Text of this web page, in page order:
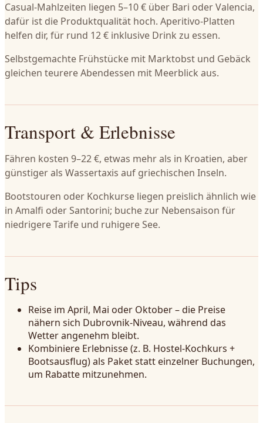
Casual-Mahlzeiten liegen 5–10 € über Bari oder Valencia,
dafür ist die Produktqualität hoch. Aperitivo-Platten
helfen dir, für rund 12 € inklusive Drink zu essen.
Selbstgemachte Frühstücke mit Marktobst und Gebäck
gleichen teurere Abendessen mit Meerblick aus.
Transport & Erlebnisse
Fähren kosten 9–22 €, etwas mehr als in Kroatien, aber
günstiger als Wassertaxis auf griechischen Inseln.
Bootstouren oder Kochkurse liegen preislich ähnlich wie
in Amalfi oder Santorini; buche zur Nebensaison für
niedrigere Tarife und ruhigere See.
Tips
Reise im April, Mai oder Oktober – die Preise
nähern sich Dubrovnik-Niveau, während das
Wetter angenehm bleibt.
Kombiniere Erlebnisse (z. B. Hostel-Kochkurs +
Bootsausflug) als Paket statt einzelner Buchungen,
um Rabatte mitzunehmen.